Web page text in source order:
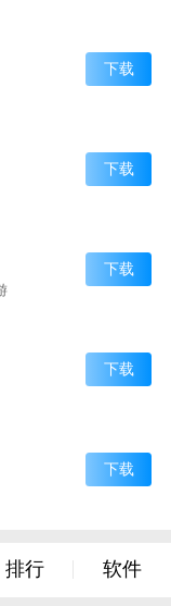
下载
下载
下载
下载
下载
排行 软件